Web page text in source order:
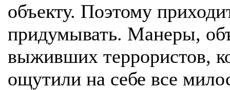
объекту. Поэтому
придумывать. Манеры,
выживших террористов,
ощутили на себе все